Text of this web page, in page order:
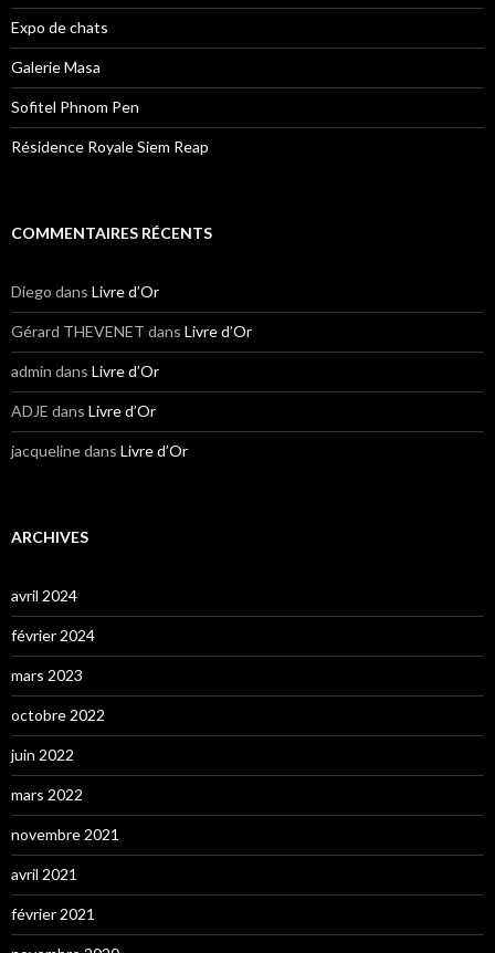
Expo de chats
Galerie Masa
Sofitel Phnom Pen
Résidence Royale Siem Reap
COMMENTAIRES RÉCENTS
Diego dans Livre d’Or
Gérard THEVENET dans Livre d’Or
admin dans Livre d’Or
ADJE dans Livre d’Or
jacquelinedans Livre d’Or
ARCHIVES
avril 2024
février 2024
mars 2023
octobre 2022
juin 2022
mars 2022
novembre 2021
avril 2021
février 2021